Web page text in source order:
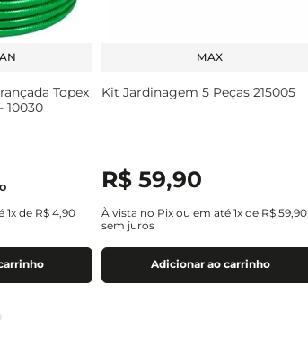
Topex
10030
1x de R$ 4,90
MAX
Kit Jardinagem 5 Peças 215005
R$ 59,90
À vista no Pix ou em até 1x de R$ 59,90
sem juros
Adicionar ao carrinho